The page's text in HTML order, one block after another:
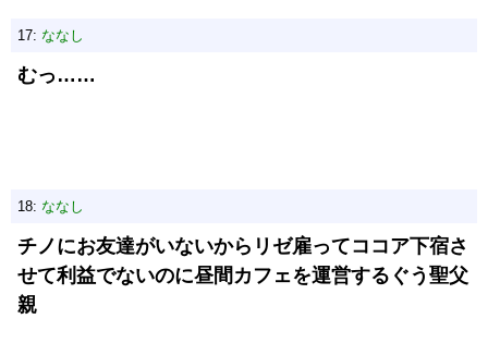
17: ななし
むっ……
18: ななし
チノにお友達がいないからリゼ雇ってココア下宿さ
せて利益でないのに昼間カフェを運営するぐう聖父
親